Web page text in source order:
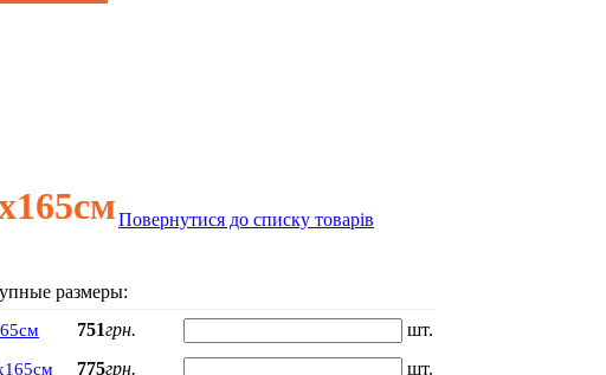
Повернутися до списку товарів
размеры:
751грн. шт.
775грн. шт.